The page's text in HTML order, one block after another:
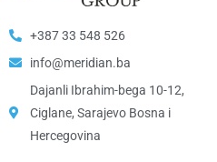
+387 33 548 526
info@meridian.ba
Dajanli Ibrahim-bega 10-12,
Ciglane, Sarajevo Bosna i
Hercegovina​